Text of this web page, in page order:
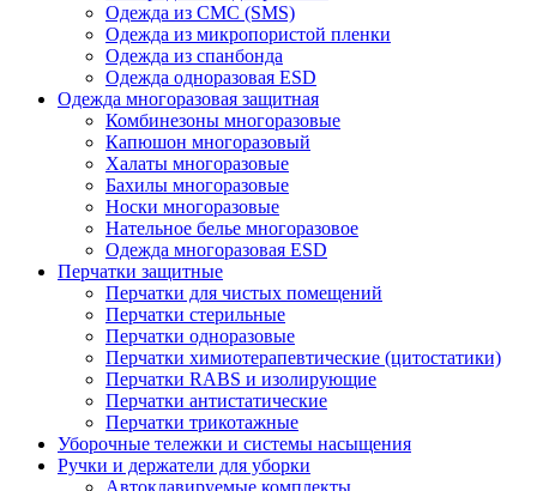
Одежда из СМС (SMS)
Одежда из микропористой пленки
Одежда из спанбонда
Одежда одноразовая ESD
Одежда многоразовая защитная
Комбинезоны многоразовые
Капюшон многоразовый
Халаты многоразовые
Бахилы многоразовые
Носки многоразовые
Нательное белье многоразовое
Одежда многоразовая ESD
Перчатки защитные
Перчатки для чистых помещений
Перчатки стерильные
Перчатки одноразовые
Перчатки химиотерапевтические (цитостатики)
Перчатки RABS и изолирующие
Перчатки антистатические
Перчатки трикотажные
Уборочные тележки и системы насыщения
Ручки и держатели для уборки
Автоклавируемые комплекты